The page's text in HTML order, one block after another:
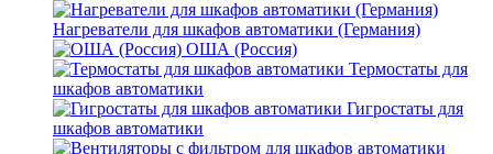
Нагреватели для шкафов автоматики (Германия)
ОША (Россия)
Термостаты для
шкафов автоматики
Гигростаты для
шкафов автоматики